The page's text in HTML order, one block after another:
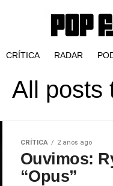
CRÍTICA RADAR
All posts
CRÍTICA 2 anos ago
Ouvimos:
“Opus”